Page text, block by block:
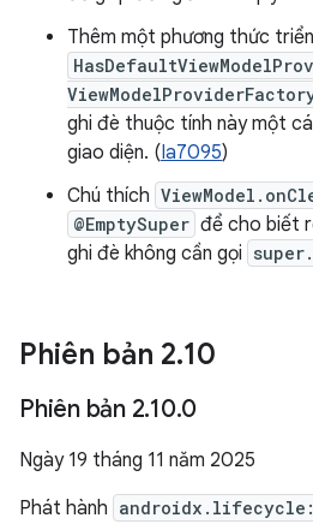
Thêm một phương thức
ghi đè thuộc tính này một
giao diện. (Ia7095)
Chú thích
@EmptySuper để cho biết
ghi đè không cần gọi
Phiên bản 2.10
Phiên bản 2.10.0
Ngày 19 tháng 11 năm 2025
Phát hành